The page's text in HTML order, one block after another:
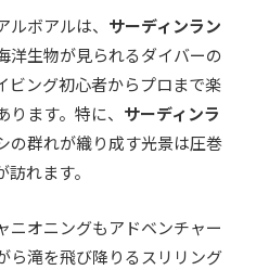
ボアルは、 サーディンラン
洋生物が見られるダイバーの
ビング初心者からプロまで楽
ます。特に、 サーディンラ
の群れが織り成す光景は圧巻
れます。
ニオニングもアドベンチャー
ら滝を飛び降りるスリリング